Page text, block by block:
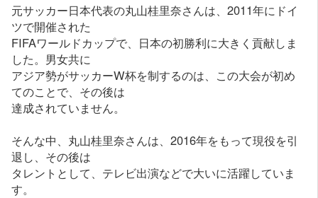
元サッカー日本代表の丸山桂里奈さんは、2011年にドイ
ツで開催された
FIFAワールドカップで、日本の初勝利に大きく貢献しま
した。男女共に
アジア勢がサッカーW杯を制するのは、この大会が初め
てのことで、その後は
達成されていません。
そんな中、丸山桂里奈さんは、2016年をもって現役を引
退し、その後は
タレントとして、テレビ出演などで大いに活躍していま
す。